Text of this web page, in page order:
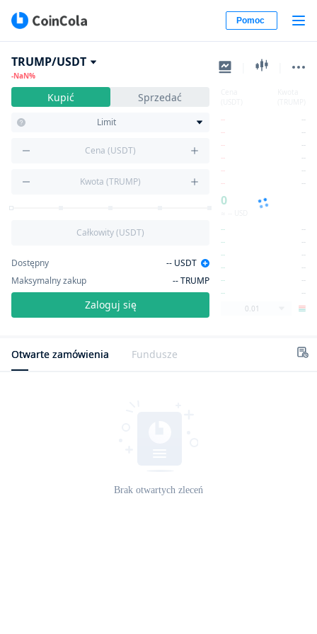
Pomoc
TRUMP/USDT
-NaN%
Kupić Sprzedać
Limit
Cena (USDT)
Kwota (TRUMP)
Całkowity (USDT)
Dostępny -- USDT
Maksymalny zakup
--TRUMP
Zaloguj się
--
--
--
--
--
--
--
--
--
--
--
--
0
--
--
--
--
--
--
--
--
--
--
--
--
0.01
Otwarte zamówienia Fundusze
Brak otwartych zleceń